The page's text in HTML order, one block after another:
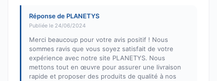
Réponse de PLANETYS
Publiée le 24/06/2024
Merci beaucoup pour votre avis positif ! Nous
sommes ravis que vous soyez satisfait de votre
expérience avec notre site PLANETYS. Nous
mettons tout en œuvre pour assurer une livraison
rapide et proposer des produits de qualité à nos